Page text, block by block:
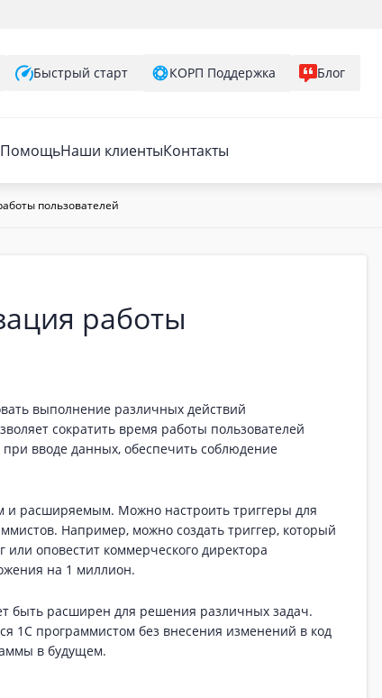
Быстрый старт КОРП Поддержка Блог
ПомощьНаши клиентыКонтакты
пользователей
работы
выполнение различных действий
сократить время работы пользователей
вводе данных, обеспечить соблюдение
и расширяемым. Можно настроить триггеры для
Например, можно создать триггер, который
или оповестит коммерческого директора
на 1 миллион.
быть расширен для решения различных задач.
1С программистом без внесения изменений в код
в будущем.